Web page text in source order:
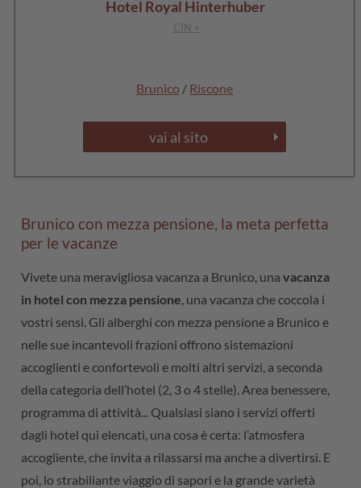
Hotel Royal Hinterhuber
CIN +
Brunico / Riscone
vai al sito
Brunico con mezza pensione, la meta perfetta
per le vacanze
Vivete una meravigliosa vacanza a Brunico, unavacanza
in hotel con mezza pensione , una vacanza che coccola i
vostri sensi. Gli alberghi con mezza pensione a Brunico e
nelle sue incantevoli frazioni offrono sistemazioni
accoglienti e confortevoli e molti altri servizi, a seconda
della categoria dell’hotel (2, 3 o 4 stelle). Area benessere,
programma di attività... Qualsiasi siano i servizi offerti
dagli hotel qui elencati, una cosa è certa: l’atmosfera
accogliente, che invita a rilassarsi ma anche a divertirsi. E
poi, lo strabiliante viaggio di sapori e la grande varietà